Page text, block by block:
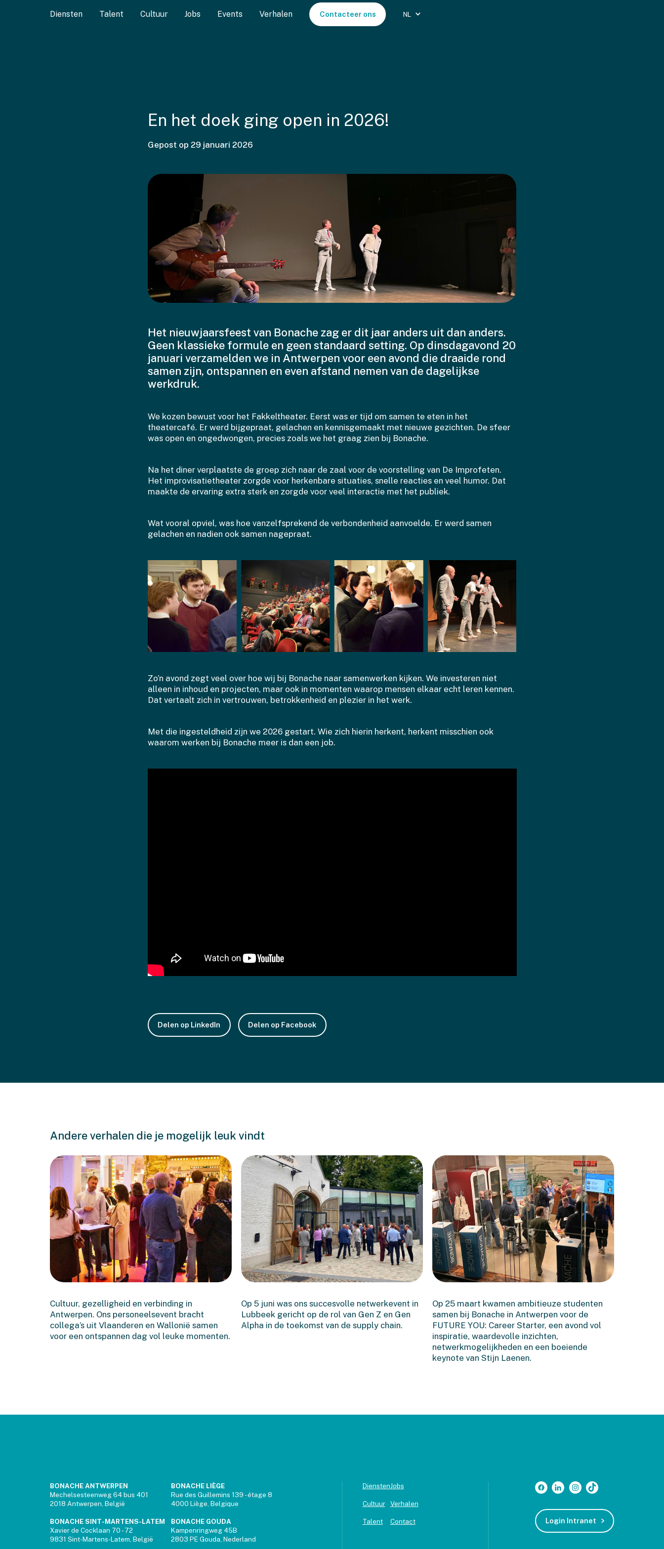
Diensten Talent Cultuur Jobs Events Verhalen Contacteer ons NL
En het doek ging open in 2026!
Gepost op 29 januari 2026
Het nieuwjaarsfeest van Bonache zag er dit jaar anders uit dan anders.
Geen klassieke formule en geen standaard setting. Op dinsdagavond 20
januari verzamelden we in Antwerpen voor een avond die draaide rond
samen zijn, ontspannen en even afstand nemen van de dagelijkse
werkdruk.
We kozen bewust voor het Fakkeltheater. Eerst was er tijd om samen te eten in het
theatercafé. Er werd bijgepraat, gelachen en kennisgemaakt met nieuwe gezichten. De sfeer
was open en ongedwongen, precies zoals we het graag zien bij Bonache.
Na het diner verplaatste de groep zich naar de zaal voor de voorstelling van De Improfeten.
Het improvisatietheater zorgde voor herkenbare situaties, snelle reacties en veel humor. Dat
maakte de ervaring extra sterk en zorgde voor veel interactie met het publiek.
Wat vooral opviel, was hoe vanzelfsprekend de verbondenheid aanvoelde. Er werd samen
gelachen en nadien ook samen nagepraat.
Zo’n avond zegt veel over hoe wij bij Bonache naar samenwerken kijken. We investeren niet
alleen in inhoud en projecten, maar ook in momenten waarop mensen elkaar echt leren kennen.
Dat vertaalt zich in vertrouwen, betrokkenheid en plezier in het werk.
Met die ingesteldheid zijn we 2026 gestart. Wie zich hierin herkent, herkent misschien ook
waarom werken bij Bonache meer is dan een job.
Delen op LinkedIn Delen op Facebook
Andere verhalen die je mogelijk leuk vindt
dag in Antwerpen
Cultuur, gezelligheid en verbinding in
Antwerpen. Ons personeelsevent bracht
collega’s uit Vlaanderen en Wallonië samen
voor een ontspannen dag vol leuke momenten.
Executive Netwerkevent
in Lubbeek
Op 5 juni was ons succesvolle netwerkevent in
Lubbeek gericht op de rol van Gen Z en Gen
Alpha in de toekomst van de supply chain.
FUTURE YOU Career
Starter!
Op 25 maart kwamen ambitieuze studenten
samen bij Bonache in Antwerpen voor de
FUTURE YOU: Career Starter, een avond vol
inspiratie, waardevolle inzichten,
netwerkmogelijkheden en een boeiende
keynote van Stijn Laenen.
BONACHE ANTWERPEN
Mechelsesteenweg 64 bus 401
2018 Antwerpen, België
BONACHE SINT-MARTENS-LATEM
Xavier de Cocklaan 70 - 72
9831 Sint-Martens-Latem, België
BONACHE LIÈGE
Rue des Guillemins 139 - étage 8
4000 Liège, Belgique
BONACHE GOUDA
Kampenringweg 45B
2803 PE Gouda, Nederland
Diensten
Cultuur
Talent
Jobs
Verhalen
Contact Login Intranet